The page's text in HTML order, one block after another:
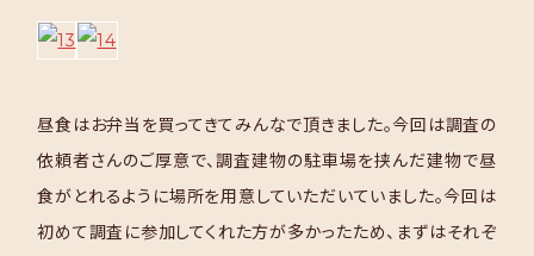
昼食はお弁当を買ってきてみんなで頂きました。今回は調査の
依頼者さんのご厚意で、調査建物の駐車場を挟んだ建物で昼
食がとれるように場所を用意していただいていました。今回は
初めて調査に参加してくれた方が多かったため、まずはそれぞ